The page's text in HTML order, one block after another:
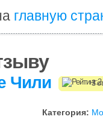
главную
Чили 3
Категория: